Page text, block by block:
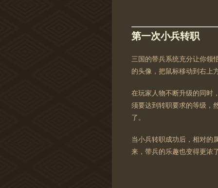
第一次小兵转职
三国的带兵系统充分让你领
的头像，把鼠标移动到右上
在玩家人物不断升级的同时
须要达到转职要求的等级，
了。
当小兵转职成功后，相对的
来，带兵的乐趣也变得更浓